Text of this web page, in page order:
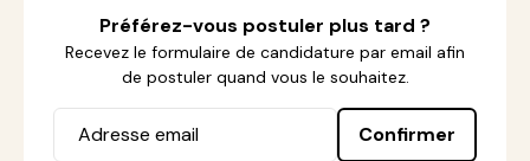
Préférez-vous postuler plus tard ?
Recevez le formulaire de candidature par email afin
de postuler quand vous le souhaitez.
Confirmer